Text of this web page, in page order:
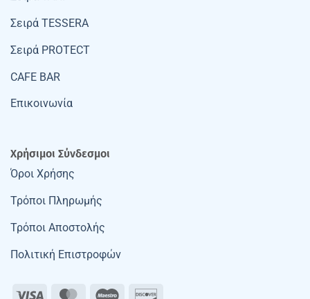
Σειρά TESSERA
Σειρά PROTECT
CAFE BAR
Επικοινωνία
Χρήσιμοι Σύνδεσμοι
Όροι Χρήσης
Τρόποι Πληρωμής
Τρόποι Αποστολής
Πολιτική Επιστροφών
Visa MasterCardMaestro